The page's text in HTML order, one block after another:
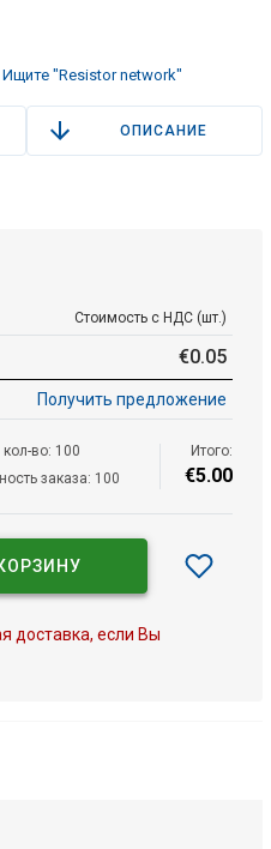
Ищите "Resistor network"
ОПИСАНИЕ
Стоимость с НДС (шт.)
€0.05
Получить предложение
во: 100
заказа: 100
Итого:
€5.00
доставка, если Вы